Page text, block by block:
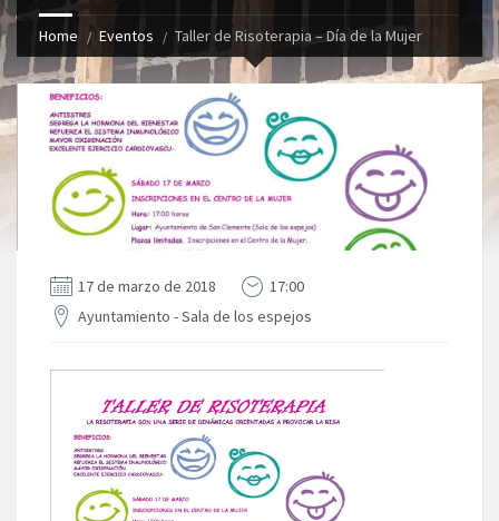
Home Eventos Taller de Risoterapia – Día de la Mujer
17 de marzo de 2018
17:00
Ayuntamiento - Sala de los espejos